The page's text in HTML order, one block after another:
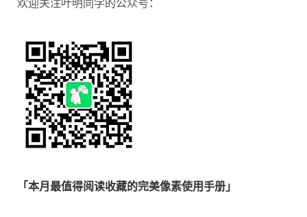
「本月最值得阅读收藏的完美像素使用手册」